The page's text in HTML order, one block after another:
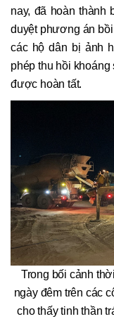
nay, đã hoàn thành
duyệt phương án
các hộ dân bị ảnh
phép thu hồi khoáng
được hoàn tất.
Trong bối cảnh
ngày đêm trên các
cho thấy tinh thần